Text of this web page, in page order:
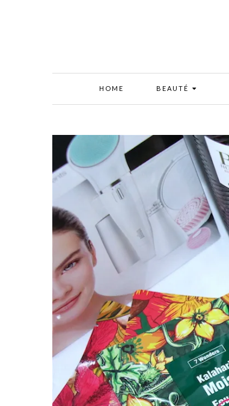
HOME BEAUTÉ